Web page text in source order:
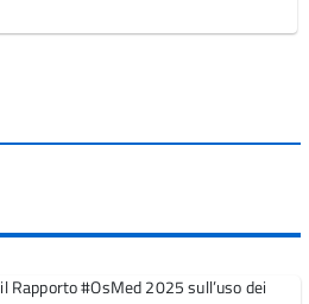
Rapporto #OsMed 2025 sull’uso dei